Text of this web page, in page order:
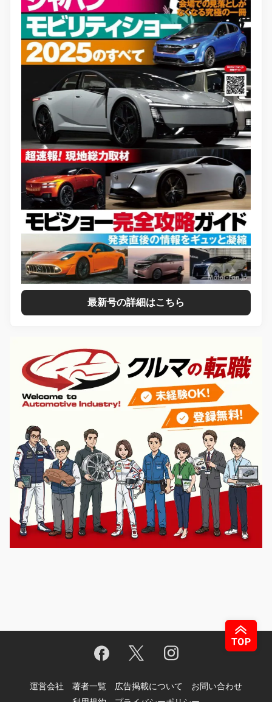
最新号の詳細はこちら
運営会社 著者一覧 広告掲載について
お問い合わせ